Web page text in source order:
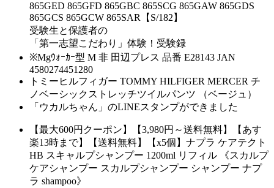
865GED 865GFD 865GBC 865SCG 865GAW 865GDS
865GCS 865GCW 865SAR【S/182】
受験生と保護者の
「第一志望こだわり」体験！受験録
※Mgｳｫｰｶｰ型 M 非 田辺プレス 品番 E28143 JAN
4580274451280
トミーヒルフィガー TOMMY HILFIGER MERCER チ
ノベーシックストレッチツイルパンツ （ベージュ）
「ウカルちゃん」のLINEスタンプができました
【最大600円クーポン】【3,980円～送料無料】【あす
楽13時まで】【送料無料】【x5個】ナプラ ケアテクト
HB スキャルプシャンプー 1200ml リフィル 《スカルプ
ケアシャンプー スカルプシャンプー シャンプー ナプ
ラ shampoo》